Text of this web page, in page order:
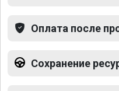
Оплата после
Сохранение